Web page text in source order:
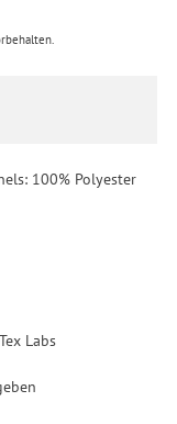
100% Polyester
Labs